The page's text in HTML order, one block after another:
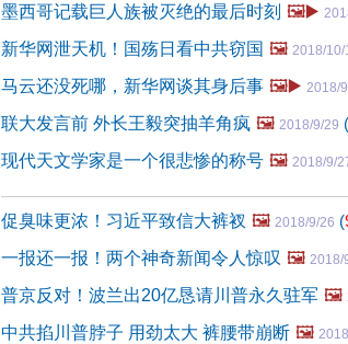
墨西哥记载巨人族被灭绝的最后时刻 🖼️▶️
新华网泄天机！国殇日看中共窃国 🖼️ 2018/10/
马云还没死哪，新华网谈其身后事 🖼️▶️ 2018/
联大发言前 外长王毅突抽羊角疯 🖼️ 2018/9/29 (
现代天文学家是一个很悲惨的称号 🖼️ 2018/9/
促臭味更浓！习近平致信大裤衩 🖼️ 2018/9/26 (
一报还一报！两个神奇新闻令人惊叹 🖼️ 2018/
普京反对！波兰出20亿恳请川普永久驻军 🖼️
中共掐川普脖子 用劲太大 裤腰带崩断 🖼️